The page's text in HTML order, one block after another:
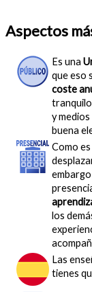
Aspectos
Es una
que eso
coste
y
buena
Como es
los
Las
tienes